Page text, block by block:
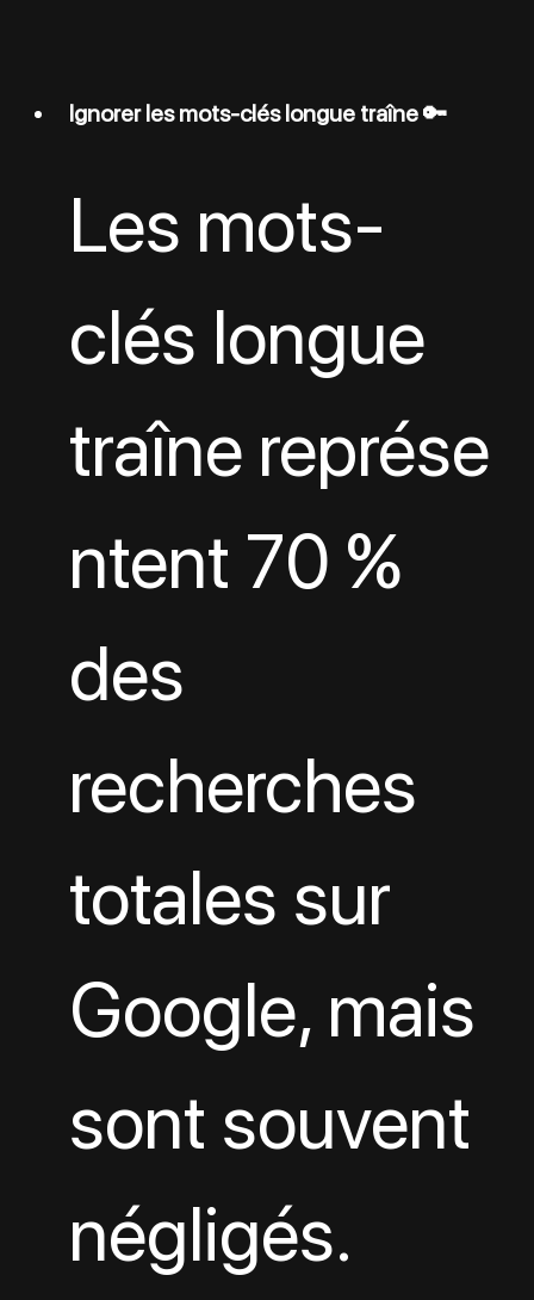
Ignorer les mots-clés longue traîne 🔑
Les mots-
clés longue
traîne représe
ntent 70 %
des
recherches
totales sur
Google, mais
sont souvent
négligés.